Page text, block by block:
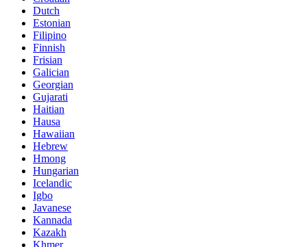
Dutch
Estonian
Filipino
Finnish
Frisian
Galician
Georgian
Gujarati
Haitian
Hausa
Hawaiian
Hebrew
Hmong
Hungarian
Icelandic
Igbo
Javanese
Kannada
Kazakh